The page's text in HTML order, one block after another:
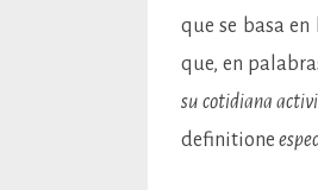
que se basa
que, en
su cotidiana
definitione